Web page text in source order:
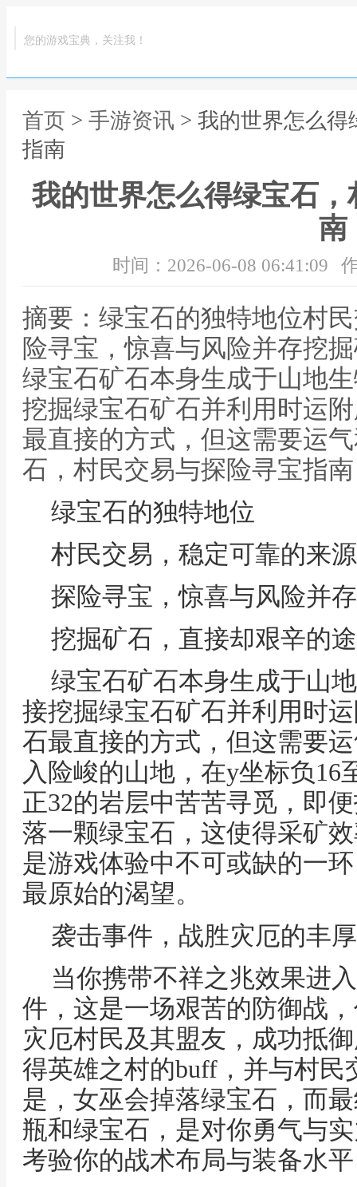
您的游戏宝典，关注我！
首页 > 手游资讯 > 我的世界怎么
指南
我的世界怎么得绿宝石
南
时间：2026-06-08 06:41:09
摘要：绿宝石的独特地位村
险寻宝，惊喜与风险并存挖
绿宝石矿石本身生成于山地
挖掘绿宝石矿石并利用时运
最直接的方式，但这需要运
石，村民交易与探险寻宝指南
绿宝石的独特地位
村民交易，稳定可靠的来源
探险寻宝，惊喜与风险并存
挖掘矿石，直接却艰辛的
绿宝石矿石本身生成于山
接挖掘绿宝石矿石并利用时
石最直接的方式，但这需要
入险峻的山地，在y坐标负16
正32的岩层中苦苦寻觅，即
落一颗绿宝石，这使得采矿
是游戏体验中不可或缺的一
最原始的渴望。
袭击事件，战胜灾厄的丰
当你携带不祥之兆效果进
件，这是一场艰苦的防御战
灾厄村民及其盟友，成功抵
得英雄之村的buff，并与村
是，女巫会掉落绿宝石，而
瓶和绿宝石，是对你勇气与
考验你的战术布局与装备水